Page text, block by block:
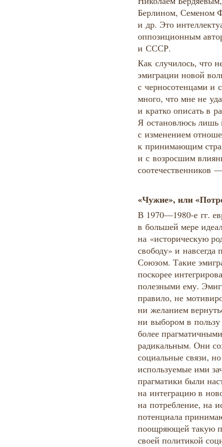
Берлином, Семеном
и др. Это
оппозиционным
и СССР.
Как случилось, что
эмиграции новой
с черносотенцами и
много, что мне не
и кратко описать в
Я остановлюсь лишь
с изменением
к принимающим
и с возросшим
соотечественников
«Чужие», или
В 1970—1980‑е гг.
в большей мере
на «историческую
свободу» и навсегда
Союзом. Такие
поскорее
полезными ему.
правило, не
ни желанием
ни выбором в
более
радикальным. Они
социальные связи,
используемые ими
прагматики были
на интеграцию в
на потребление, на
потенциала
поощряющей такую
своей политикой